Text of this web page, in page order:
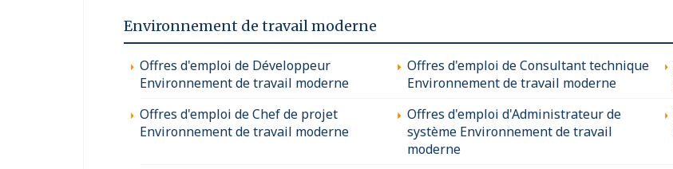
Environnement de travail moderne
Offres d'emploi de Développeur
Environnement de travail moderne
Offres d'emploi de Consultant technique
Environnement de travail moderne
Offres d'emploi de Chef de projet
Environnement de travail moderne
Offres d'emploi d'Administrateur de
système Environnement de travail
moderne